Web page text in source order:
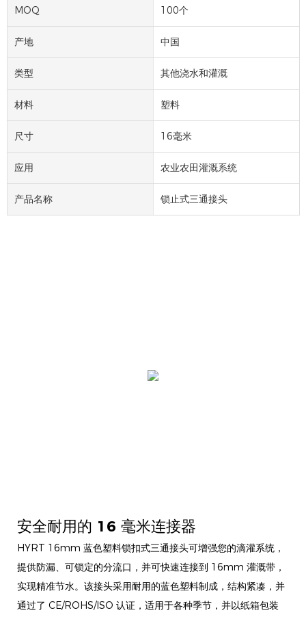
MOQ 100个
产地 中国
类型 其他浇水和灌溉
材料 塑料
尺寸 16毫米
应用 农业农田灌溉系统
产品名称 锁止式三通接头
安全耐用的 16 毫米连接器
HYRT 16mm 蓝色塑料锁扣式三通接头可增强您的滴灌系统，
提供防漏、可锁定的分流口，并可快速连接到 16mm 灌溉带，
实现精准节水。该接头采用耐用的蓝色塑料制成，结构紧凑，并
通过了 CE/ROHS/ISO 认证，适用于各种季节，并以纸箱包装